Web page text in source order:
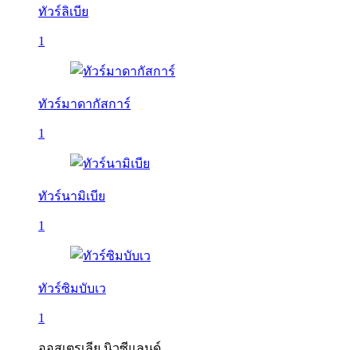
ทัวร์ลิเบีย
1
ทัวร์มาดากัสการ์
1
ทัวร์นามิเบีย
1
ทัวร์ซิมบับเว
1